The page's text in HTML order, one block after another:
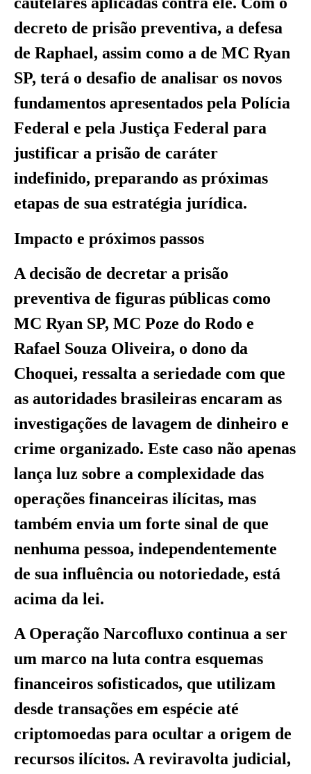
decreto de prisão preventiva, a defesa
de Raphael, assim como a de MC Ryan
SP, terá o desafio de analisar os novos
fundamentos apresentados pela Polícia
Federal e pela Justiça Federal para
justificar a prisão de caráter
indefinido, preparando as próximas
etapas de sua estratégia jurídica.
Impacto e próximos passos
A decisão de decretar a prisão
preventiva de figuras públicas como
MC Ryan SP, MC Poze do Rodo e
Rafael Souza Oliveira, o dono da
Choquei, ressalta a seriedade com que
as autoridades brasileiras encaram as
investigações de lavagem de dinheiro e
crime organizado. Este caso não apenas
lança luz sobre a complexidade das
operações financeiras ilícitas, mas
também envia um forte sinal de que
nenhuma pessoa, independentemente
de sua influência ou notoriedade, está
acima da lei.
A Operação Narcofluxo continua a ser
um marco na luta contra esquemas
financeiros sofisticados, que utilizam
desde transações em espécie até
criptomoedas para ocultar a origem de
recursos ilícitos. A reviravolta judicial,